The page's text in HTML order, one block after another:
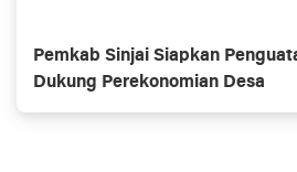
Pemkab Sinjai Siapkan
Dukung Perekonomian Desa